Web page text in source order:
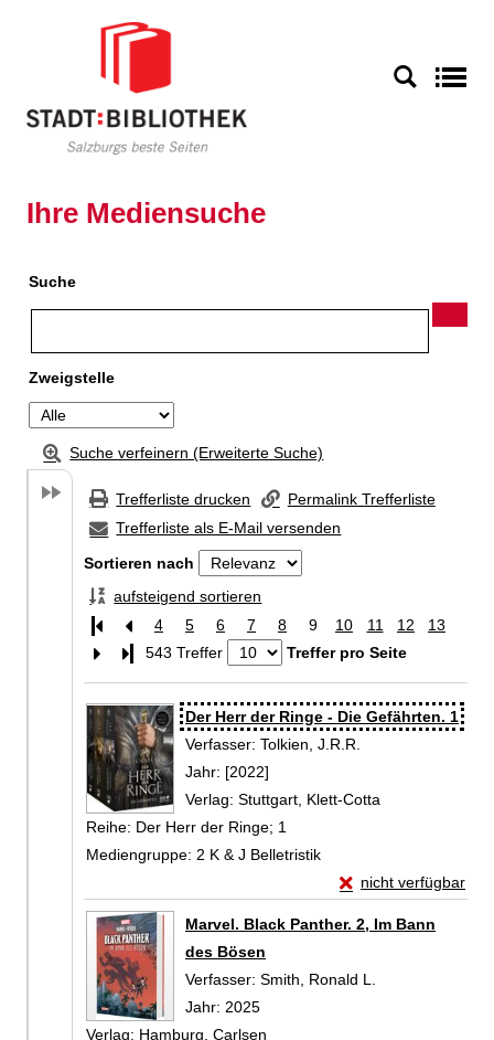
Ihre Mediensuche
Suche
Zweigstelle
Suche verfeinern (Erweiterte Suche)
Trefferliste drucken
Permalink Trefferliste
Trefferliste als E-Mail versenden
Sortieren nach
aufsteigend sortieren
4
5 6 7 8 9 10 11 12
13
Letzte Seite
543 Treffer Treffer pro Seite
Suchergebnis
Zu den Suchfiltern springen
Der Herr der Ringe - Die Gefährten. 1
Verfasser: Tolkien, J.R.R.
Jahr: [2022]
Verlag: Stuttgart, Klett-Cotta
Reihe: Der Herr der Ringe; 1
Mediengruppe: 2 K & J Belletristik
nicht verfügbar
Exemplar-Details
Marvel. Black Panther. 2, Im Bann
des Bösen
Verfasser: Smith, Ronald L.
Jahr: 2025
Verlag: Hamburg, Carlsen